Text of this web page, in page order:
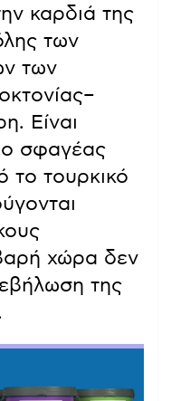
καρδιά της
των
των
Είναι
ο σφαγέας
το τουρκικό
χώρα δεν
της